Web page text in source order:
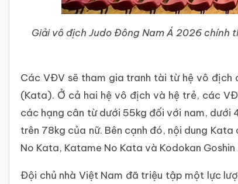
Giải vô địch Judo Đông Nam Á 2026
Các VĐV sẽ tham gia tranh tài từ hệ vô địch
(Kata). Ở cả hai hệ vô địch và hệ trẻ, các
các hạng cân từ dưới 55kg đối với nam, dưới
trên 78kg của nữ. Bên cạnh đó, nội dung
No Kata, Katame No Kata và Kodokan
Đội chủ nhà Việt Nam đã triệu tập một lực